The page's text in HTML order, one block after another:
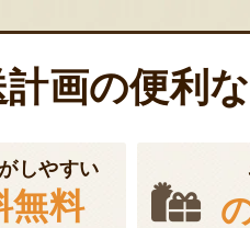
計画の便利
しやすい
無料